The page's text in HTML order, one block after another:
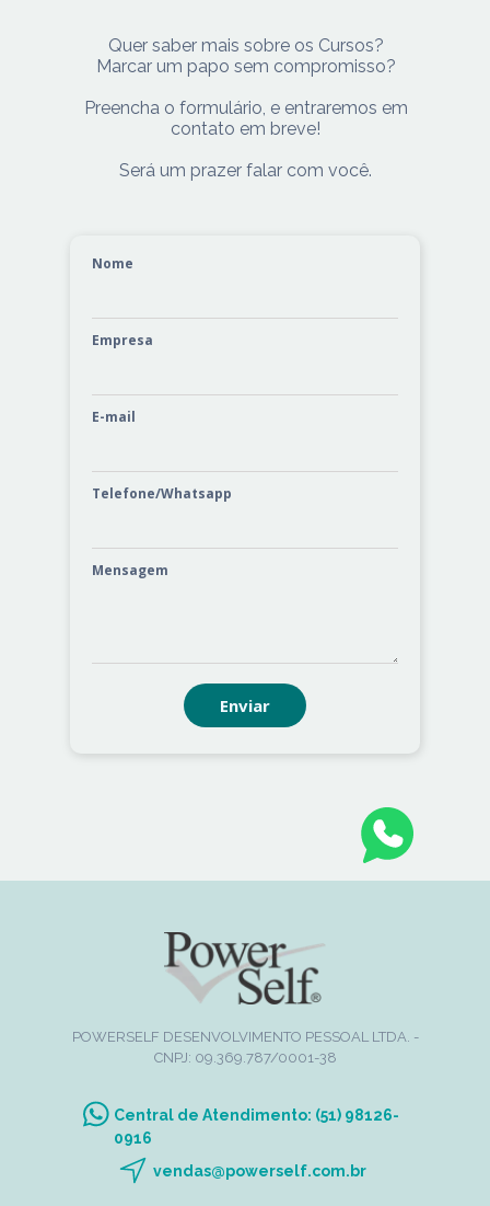
Quer saber mais sobre os Cursos?
Marcar um papo sem compromisso?
Preencha o formulário, e entraremos em
contato em breve!
Será um prazer falar com você.
Nome
Empresa
E-mail
Telefone/Whatsapp
Mensagem
Enviar
POWERSELF DESENVOLVIMENTO PESSOAL LTDA. -
CNPJ: 09.369.787/0001-38
vendas@powerself.com.br
Central de Atendimento: (51) 98126-
0916